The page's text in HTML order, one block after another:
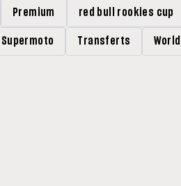
Premium red bull rookies cup
Supermoto Transferts World